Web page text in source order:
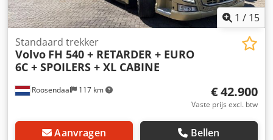
1 / 15
Roosendaal 117 km
Standaard trekker
Volvo FH 540 + RETARDER + EURO
6C + SPOILERS + XL CABINE
€ 42.900
Vaste prijs excl. btw
Aanvragen Bellen